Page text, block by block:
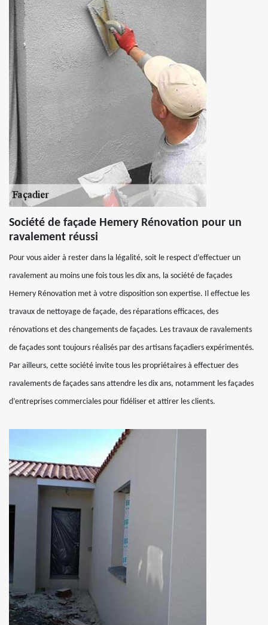
Société de façade Hemery Rénovation pour un
ravalement réussi
Pour vous aider à rester dans la légalité, soit le respect d’effectuer un
ravalement au moins une fois tous les dix ans, la société de façades
Hemery Rénovation met à votre disposition son expertise. Il effectue les
travaux de nettoyage de façade, des réparations efficaces, des
rénovations et des changements de façades. Les travaux de ravalements
de façades sont toujours réalisés par des artisans façadiers expérimentés.
Par ailleurs, cette société invite tous les propriétaires à effectuer des
ravalements de façades sans attendre les dix ans, notamment les façades
d’entreprises commerciales pour fidéliser et attirer les clients.